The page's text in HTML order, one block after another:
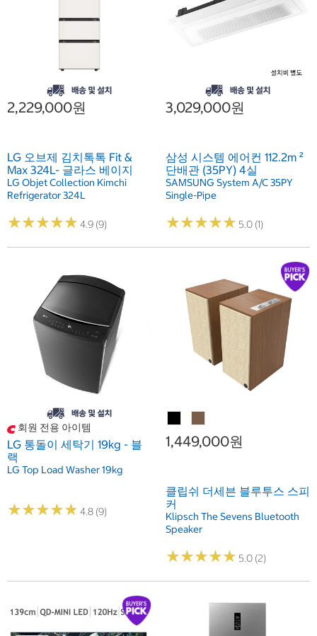
2,229,000원
LG 오브제 김치톡톡 Fit &
Max 324L- 글라스 베이지
LG Objet Collection Kimchi
Refrigerator 324L
★★★★★
★★★★★ 4.9 (9)
3,029,000원
삼성 시스템 에어컨 112.2m ²
단배관 (35PY) 4실
SAMSUNG System A/C 35PY
Single-Pipe
★★★★★
★★★★★ 5.0 (1)
회원 전용 아이템
LG 통돌이 세탁기 19kg - 블
랙
LG Top Load Washer 19kg
★★★★★
★★★★★ 4.8 (9)
1,449,000원
클립쉬 더세븐 블루투스 스피
커
Klipsch The Sevens Bluetooth
Speaker
★★★★★
★★★★★ 5.0 (2)